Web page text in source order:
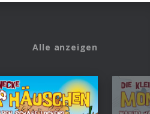
Alle anzeigen